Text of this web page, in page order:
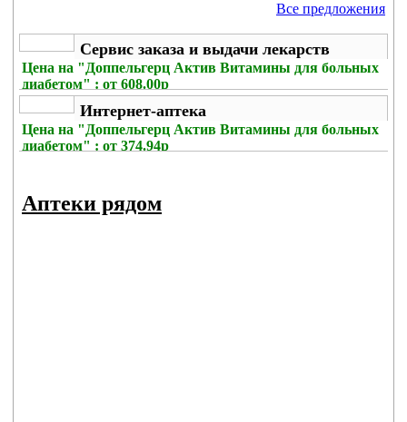
Все предложения
Сервис заказа и выдачи лекарств
Цена на "Доппельгерц Актив Витамины для больных
диабетом" : от 608.00р
Без комиссии
Интернет-аптека
Цена на "Доппельгерц Актив Витамины для больных
диабетом" : от 374.94р
Аптеки рядом